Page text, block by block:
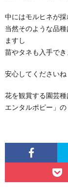
中にはモルヒネが
当然そのような品
ますし
苗やタネも入手でき
安心してくださいね
花を観賞する園芸
エンタルポピー」の